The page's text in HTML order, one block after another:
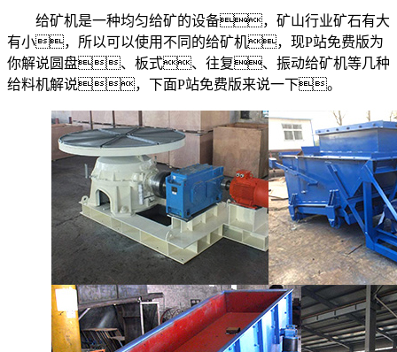
给矿机是一种均匀给矿的设备，矿山行业矿石有大
有小，所以可以使用不同的给矿机，现P站免费版为
你解说圆盘、板式、往复、振动给矿机等几种
给料机解说，下面P站免费版来说一下。